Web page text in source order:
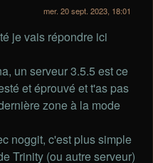
mer. 20 sept. 2023, 18:01
je vais répondre ici
un serveur 3.5.5 est ce
et éprouvé et t'as pas
zone à la mode
noggit, c'est plus simple
Trinity (ou autre serveur)